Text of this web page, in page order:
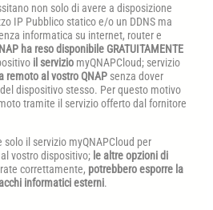
non solo di avere a disposizione
IP Pubblico statico e/o un DDNS ma
informatica su internet, router e
ha reso disponibile GRATUITAMENTE
il servizio myQNAPCloud; servizio
remoto al vostro QNAP senza dover
dispositivo stesso. Per questo motivo
tramite il servizio offerto dal fornitore
il servizio myQNAPCloud per
vostro dispositivo;le altre opzioni di
correttamente, potrebbero esporre la
informatici esterni.